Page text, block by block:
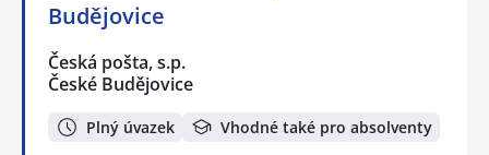
Budějovice
Česká pošta, s.p.
České Budějovice
Plný úvazek Vhodné také pro absolventy